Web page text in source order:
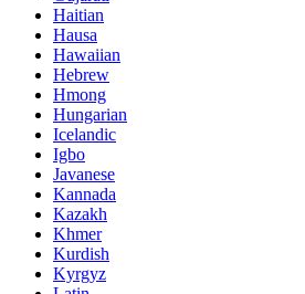
Haitian
Hausa
Hawaiian
Hebrew
Hmong
Hungarian
Icelandic
Igbo
Javanese
Kannada
Kazakh
Khmer
Kurdish
Kyrgyz